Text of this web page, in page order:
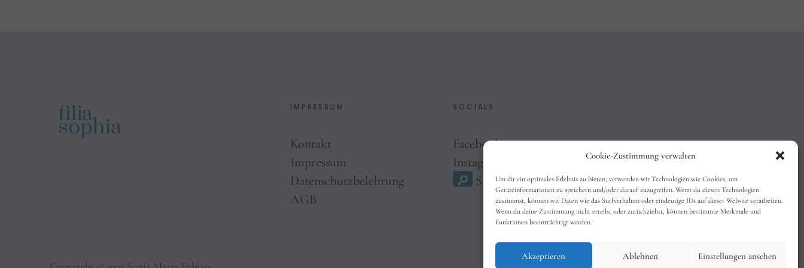
Cookie-Zustimmung verwalten
Um dir ein optimales Erlebnis zu bieten, verwenden wir Technologien wie Cookies, um
Geräteinformationen zu speichern und/oder darauf zuzugreifen. Wenn du diesen Technologien
zustimmst, können wir Daten wie das Surfverhalten oder eindeutige IDs auf dieser Website verarbeiten.
Wenn du deine Zustimmung nicht erteilst oder zurückziehst, können bestimmte Merkmale und
Funktionen beeinträchtigt werden.
Akzeptieren Ablehnen Einstellungen ansehen
IMPRESSUM
Kontakt
Impressum
Datenschutzbelehrung
AGB
SOCIALS
Facebook
Instagram
Suche